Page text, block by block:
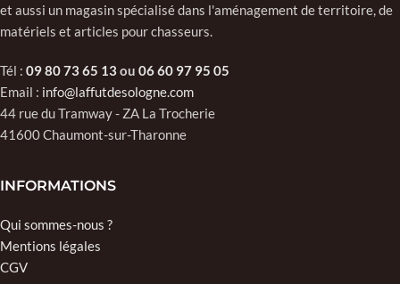
et aussi un magasin spécialisé dans l'aménagement de territoire, de
matériels et articles pour chasseurs.
Tél : 09 80 73 65 13ou 06 60 97 95 05
Email : info@laffutdesologne.com
44 rue du Tramway - ZA La Trocherie
41600 Chaumont-sur-Tharonne
INFORMATIONS
Qui sommes-nous ?
Mentions légales
CGV